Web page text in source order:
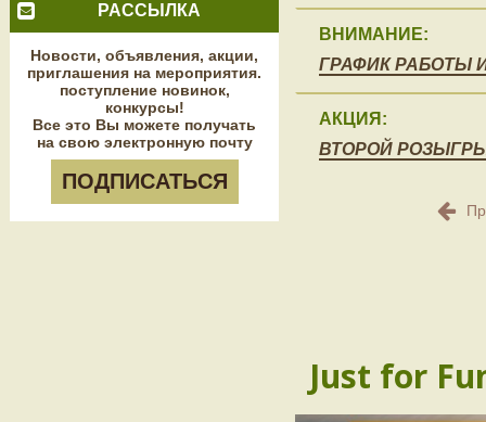
РАССЫЛКА
Новости, объявления, акции,
приглашения на мероприятия.
поступление новинок,
конкурсы!
Все это Вы можете получать
на свою электронную почту
ПОДПИСАТЬСЯ
ВНИМАНИЕ:
ГРАФИК РАБОТЫ
АКЦИЯ:
ВТОРОЙ
Just for